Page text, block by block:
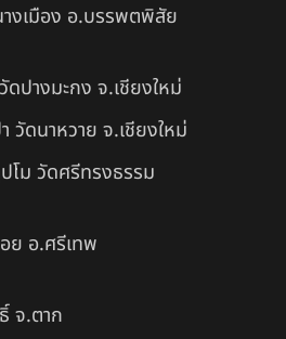
งเมือง อ.บรรพตพิสัย
ปางมะกง จ.เชียงใหม่
วัดนาหวาย จ.เชียงใหม่
ม วัดศรีทรงธรรม
ย อ.ศรีเทพ
จ.ตาก